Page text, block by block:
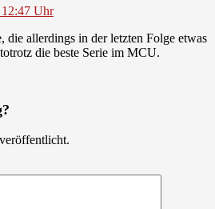
Uhr
die allerdings in der letzten Folge etwas
die beste Serie im MCU.